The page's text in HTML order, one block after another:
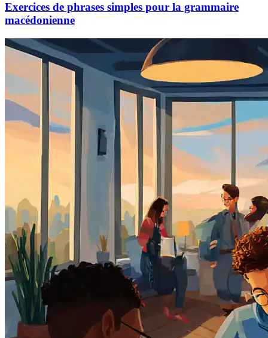
Exercices de phrases simples pour la grammaire
macédonienne